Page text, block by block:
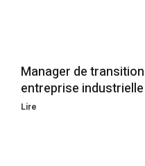
Manager de
entreprise industrielle
Lire